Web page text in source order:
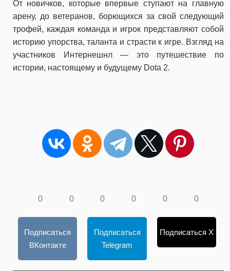
От новичков, которые впервые ступают на главную
арену, до ветеранов, борющихся за свой следующий
трофей, каждая команда и игрок представляют собой
историю упорства, таланта и страсти к игре. Взгляд на
участников Интернешнл — это путешествие по
истории, настоящему и будущему Dota 2.
0 0 0 0 0 0
Подписаться
ВКонтакте
Подписаться
Telegram
Подписаться X